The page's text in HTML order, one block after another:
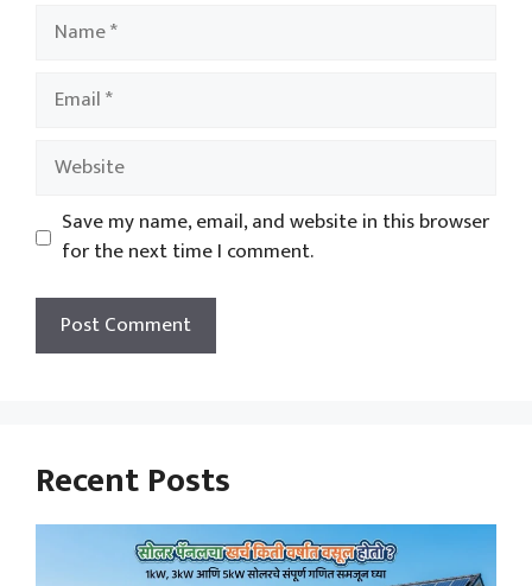
Name
Email
Website
Save my name, email, and website in this browser
for the next time I comment.
Recent Posts